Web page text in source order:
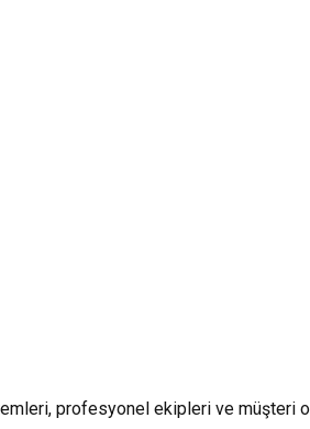
profesyonel ekipleri ve müşteri